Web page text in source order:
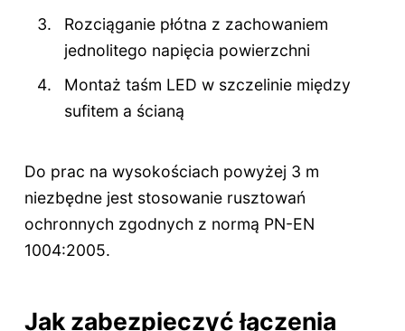
Rozciąganie płótna z zachowaniem
jednolitego napięcia powierzchni
Montaż taśm LED w szczelinie między
sufitem a ścianą
Do prac na wysokościach powyżej 3 m
niezbędne jest stosowanie rusztowań
ochronnych zgodnych z normą PN-EN
1004:2005.
Jak zabezpieczyć łączenia